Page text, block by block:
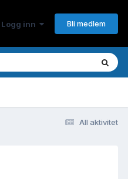
Logg inn Bli medlem
All aktivitet